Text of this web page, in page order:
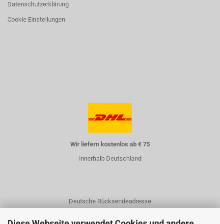
Datenschutzerklärung
Cookie Einstellungen
Wir liefern kostenlos ab € 75
innerhalb Deutschland
Deutsche Rücksendeadresse